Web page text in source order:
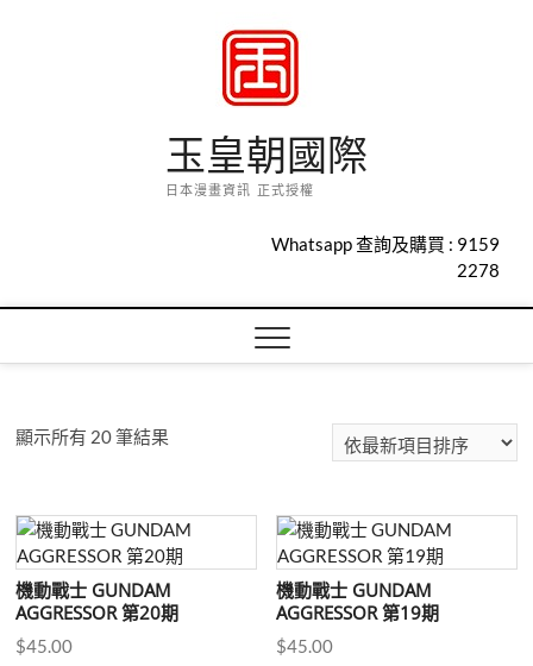
玉皇朝國際
日本漫畫資訊 正式授權
Whatsapp 查詢及購買 : 9159
2278
顯示所有 20 筆結果
項
目
排
序
機動戰士 GUNDAM
AGGRESSOR 第20期
$45.00
機動戰士 GUNDAM
AGGRESSOR 第19期
$45.00